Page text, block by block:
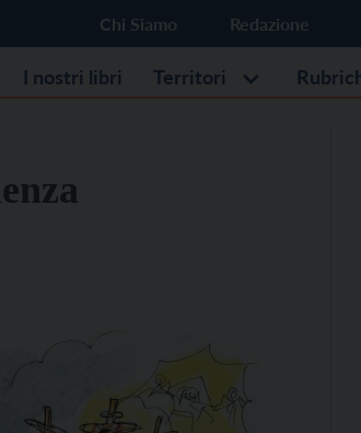
Chi Siamo Redazione
I nostri libri Territori